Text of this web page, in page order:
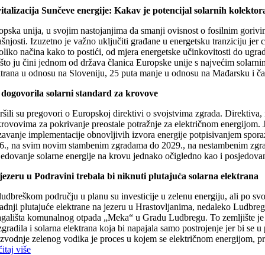
Sunčeve energije: Kakav je potencijal solarnih
unija, u svojim nastojanjima da smanji ovisnost o fosilnim
Izuzetno je važno uključiti građane u energetsku tranziciju
načina kako to postići, od mjera energetske učinkovitosti do
ju čini jednom od država članica Europske unije s najvećim
u odnosu na Sloveniju, 25 puta manje u odnosu na Mađarsku
solarni standard za krovove
su pregovori o Europskoj direktivi o svojstvima zgrada.
za pokrivanje preostale potražnje za električnom
implementacije obnovljivih izvora energije potpisivanjem
na svim novim stambenim zgradama do 2029., na nestambenim
solarne energije na krovu jednako očigledno kao i
u Podravini trebala bi niknuti plutajuća solarna elektrana
području u planu su investicije u zelenu energiju, ali po
plutajuće elektrane na jezeru u Hrastovljanima, nedaleko
komunalnog otpada „Meka“ u Gradu Ludbregu. To zemljište
i solarna elektrana koja bi napajala samo postrojenje jer bi
zelenog vodika je proces u kojem se električnom
više